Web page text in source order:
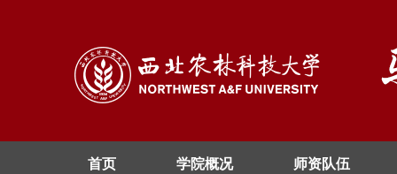
首页 学院概况 师资队伍